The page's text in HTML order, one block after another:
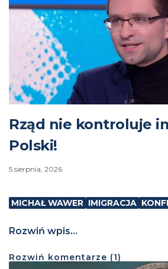
Rząd nie kontroluje
Polski!
5 sierpnia, 2026
MICHAŁ WAWER IMIGRACJA
Rozwiń wpis...
Rozwiń komentarze (1)